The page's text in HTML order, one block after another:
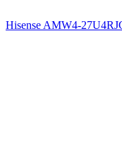
Hisense AMW4-